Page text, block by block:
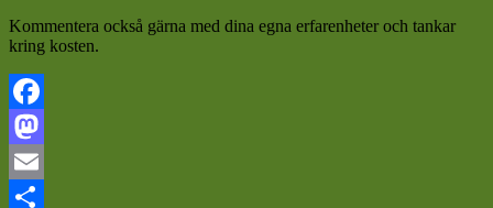
Kommentera också gärna med dina egna erfarenheter och tankar
kring kosten.
Facebook
Mastodon
Email